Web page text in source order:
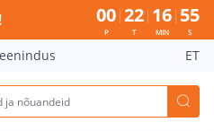
CUT 45DL 3/8&quot;
00
P
22
T
16
MIN
55
S
ET